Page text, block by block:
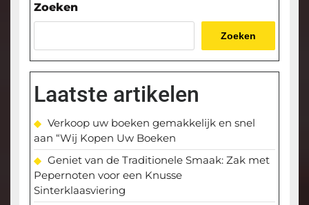
Zoeken
Zoeken
Laatste artikelen
Verkoop uw boeken gemakkelijk en snel
aan “Wij Kopen Uw Boeken
Geniet van de Traditionele Smaak: Zak met
Pepernoten voor een Knusse
Sinterklaasviering